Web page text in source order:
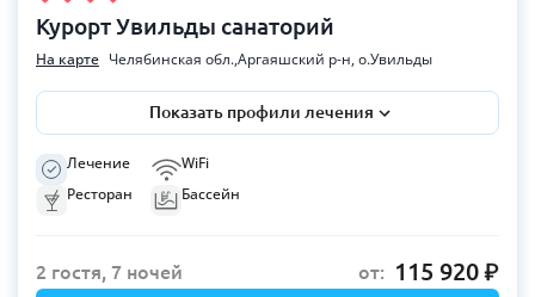
Курорт Увильды санаторий
На карте Челябинская обл.,Аргаяшский р-н, о.Увильды
Показать профили лечения
Лечение
Ресторан
WiFi
Бассейн
2 гостя, 7 ночей от: 115 920